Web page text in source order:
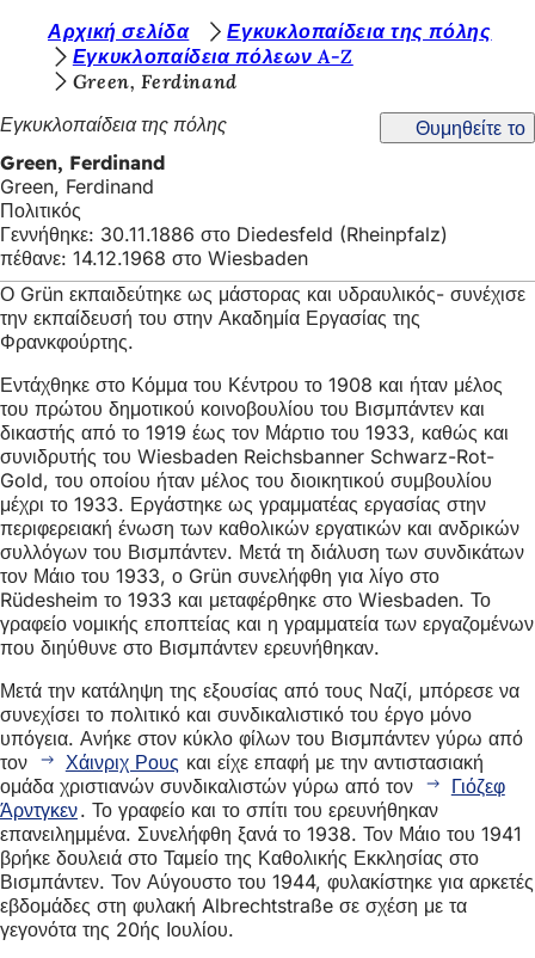
Μετάβαση στο περιεχόμενο
ί
σ
κ
ε
σ
τ
ε
ε
δ
ώ
:
Αρχική σελίδα
Εγκυκλοπαίδεια της πόλης
Εγκυκλοπαίδεια πόλεων A-Z
Green, Ferdinand
Εγκυκλοπαίδεια της πόλης
Θυμηθείτε το
Green, Ferdinand
Green, Ferdinand
Πολιτικός
Γεννήθηκε: 30.11.1886 στο Diedesfeld (Rheinpfalz)
πέθανε: 14.12.1968 στο Wiesbaden
Ο Grün εκπαιδεύτηκε ως μάστορας και υδραυλικός- συνέχισε
την εκπαίδευσή του στην Ακαδημία Εργασίας της
Φρανκφούρτης.
Εντάχθηκε στο Κόμμα του Κέντρου το 1908 και ήταν μέλος
του πρώτου δημοτικού κοινοβουλίου του Βισμπάντεν και
δικαστής από το 1919 έως τον Μάρτιο του 1933, καθώς και
συνιδρυτής του Wiesbaden Reichsbanner Schwarz-Rot-
Gold, του οποίου ήταν μέλος του διοικητικού συμβουλίου
μέχρι το 1933. Εργάστηκε ως γραμματέας εργασίας στην
περιφερειακή ένωση των καθολικών εργατικών και ανδρικών
συλλόγων του Βισμπάντεν. Μετά τη διάλυση των συνδικάτων
τον Μάιο του 1933, ο Grün συνελήφθη για λίγο στο
Rüdesheim το 1933 και μεταφέρθηκε στο Wiesbaden. Το
γραφείο νομικής εποπτείας και η γραμματεία των εργαζομένων
που διηύθυνε στο Βισμπάντεν ερευνήθηκαν.
Μετά την κατάληψη της εξουσίας από τους Ναζί, μπόρεσε να
συνεχίσει το πολιτικό και συνδικαλιστικό του έργο μόνο
υπόγεια. Ανήκε στον κύκλο φίλων του Βισμπάντεν γύρω από
τον
Χάινριχ Ρους και είχε επαφή με την αντιστασιακή
ομάδα χριστιανών συνδικαλιστών γύρω από τον
Γιόζεφ
Άρντγκεν. Το γραφείο και το σπίτι του ερευνήθηκαν
επανειλημμένα. Συνελήφθη ξανά το 1938. Τον Μάιο του 1941
βρήκε δουλειά στο Ταμείο της Καθολικής Εκκλησίας στο
Βισμπάντεν. Τον Αύγουστο του 1944, φυλακίστηκε για αρκετές
εβδομάδες στη φυλακή Albrechtstraße σε σχέση με τα
γεγονότα της 20ής Ιουλίου.